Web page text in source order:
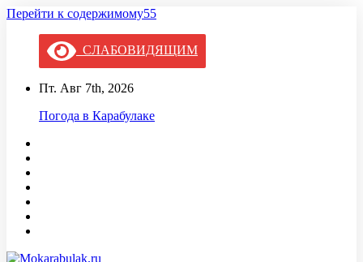
Перейти к содержимому55
СЛАБОВИДЯЩИМ
Пт. Авг 7th, 2026
Погода в Карабулаке